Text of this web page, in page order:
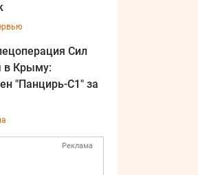
Сил
в Крыму:
"Панцирь-С1" за
Реклама